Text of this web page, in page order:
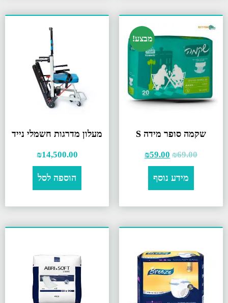
מבצע!
שקמה סופר מידה S
₪69.00
₪59.00
מידע נוסף
מעלון מדרגות חשמלי נייד
₪14,500.00
הוספה לסל